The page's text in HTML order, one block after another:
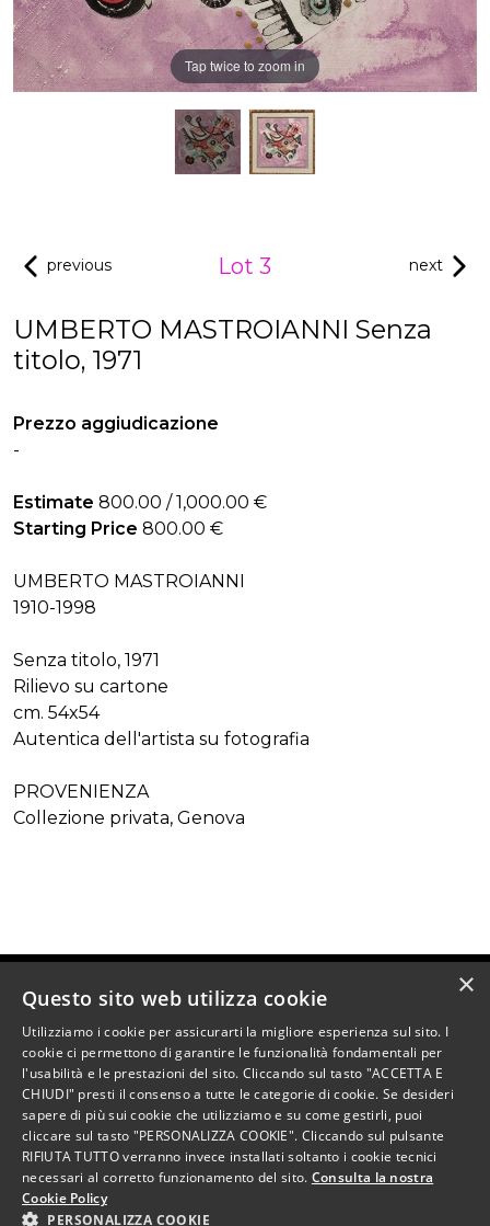
Tap twice to zoom in
previous Lot 3 next
UMBERTO MASTROIANNI Senza
titolo, 1971
Prezzo aggiudicazione
-
Estimate 800.00 / 1,000.00 €
Starting Price 800.00 €
UMBERTO MASTROIANNI
1910-1998
Senza titolo, 1971
Rilievo su cartone
cm. 54x54
Autentica dell'artista su fotografia
PROVENIENZA
Collezione privata, Genova
AREA CASA D’ASTE S.r.l.
Via Novara 37 - 20081 Abbiategrasso (MI) - P.I.
11827900967
×
Questo sito web utilizza cookie
Utilizziamo i cookie per assicurarti la migliore esperienza sul sito. I
cookie ci permettono di garantire le funzionalità fondamentali per
l'usabilità e le prestazioni del sito. Cliccando sul tasto "ACCETTA E
CHIUDI" presti il consenso a tutte le categorie di cookie. Se desideri
sapere di più sui cookie che utilizziamo e su come gestirli, puoi
cliccare sul tasto "PERSONALIZZA COOKIE". Cliccando sul pulsante
RIFIUTA TUTTO verranno invece installati soltanto i cookie tecnici
necessari al corretto funzionamento del sito. Consulta la nostra
Cookie Policy
PERSONALIZZA COOKIE